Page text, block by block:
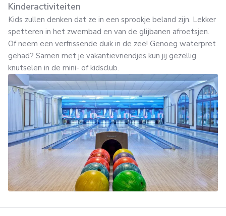
Kinderactiviteiten
Kids zullen denken dat ze in een sprookje beland zijn. Lekker
spetteren in het zwembad en van de glijbanen afroetsjen.
Of neem een verfrissende duik in de zee! Genoeg waterpret
gehad? Samen met je vakantievriendjes kun jij gezellig
knutselen in de mini- of kidsclub.